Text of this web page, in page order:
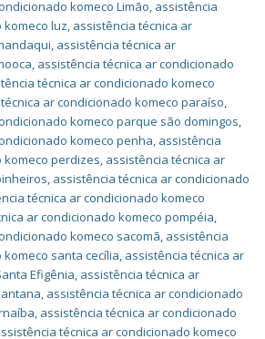
komeco Limão, assistência
komeco luz, assistência técnica ar
, assistência técnica ar
, assistência técnica ar condicionado
técnica ar condicionado komeco
ar condicionado komeco paraíso,
komeco parque são domingos,
komeco penha, assistência
komeco perdizes, assistência técnica ar
, assistência técnica ar condicionado
técnica ar condicionado komeco
ar condicionado komeco pompéia,
komeco sacomã, assistência
santa cecília, assistência técnica ar
Efigênia, assistência técnica ar
, assistência técnica ar condicionado
, assistência técnica ar condicionado
técnica ar condicionado komeco